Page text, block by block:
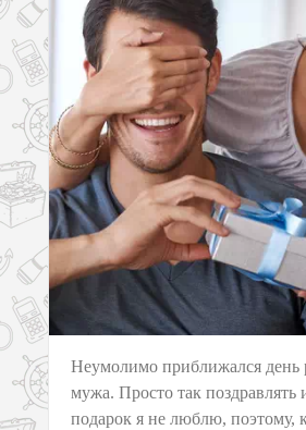
Неумолимо приближался день
мужа. Просто так поздравлять
подарок я не люблю, поэтому,